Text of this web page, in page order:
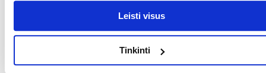
Leisti visus
Tinkinti
GARDENA
Kokios yra prekių vertinimo taisyklės?